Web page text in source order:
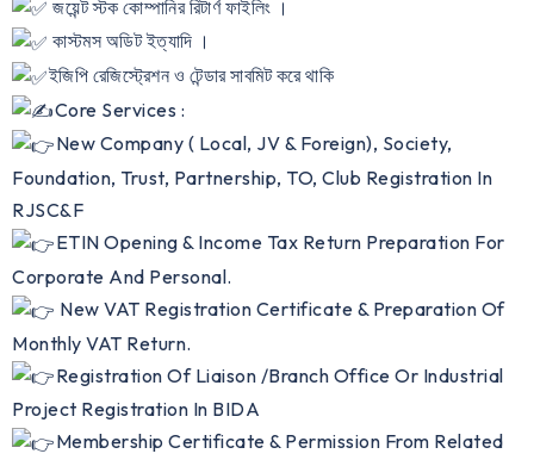
জয়েন্ট স্টক কোম্পানির রিটার্ণ ফাইলিং ।
কাস্টমস অডিট ইত্যাদি ।
ইজিপি রেজিস্ট্রেশন ও টেন্ডার সাবমিট করে থাকি
Core Services :
New Company ( Local, JV & Foreign), Society,
Foundation, Trust, Partnership, TO, Club Registration In
RJSC&F
ETIN Opening & Income Tax Return Preparation For
Corporate And Personal.
New VAT Registration Certificate & Preparation Of
Monthly VAT Return.
Registration Of Liaison /Branch Office Or Industrial
Project Registration In BIDA
Membership Certificate & Permission From Related